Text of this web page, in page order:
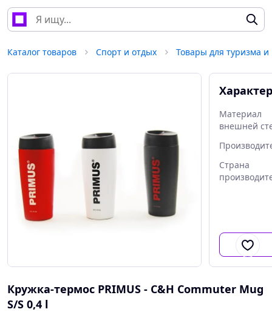
Каталог товаров Спорт и отдых Товары для туризма
Материал
внешней
Страна
Кружка-термос PRIMUS - C&H Commuter Mug
S/S 0,4 l